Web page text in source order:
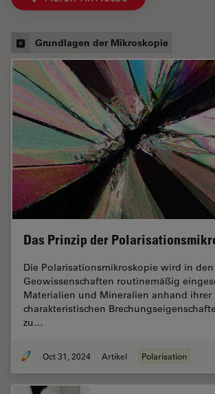
Grundlagen der Mikroskopie
Das Prinzip der
Die Polarisationsmikroskopie wird in
Geowissenschaften routinemäßig
Materialien und Mineralien anhand ihrer
charakteristischen
zu…
Oct 31, 2024 Artikel Polarisation